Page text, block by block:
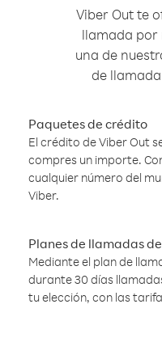
Viber Out te
llamada por
una de
de
Paquetes de crédito
El crédito de Viber Out
compres un importe.
cualquier número del
Viber.
Planes de llamadas
Mediante el plan de
durante 30 días
tu elección, con las